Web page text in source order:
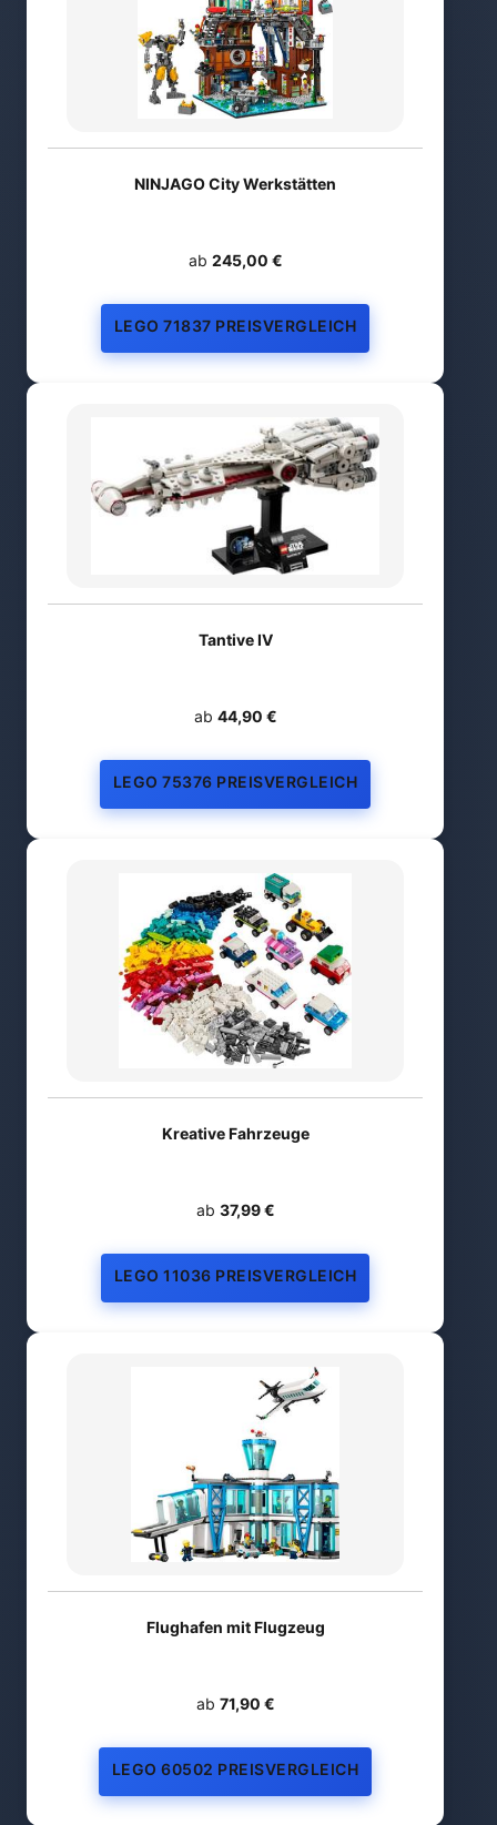
NINJAGO City Werkstätten
ab 245,00 €
LEGO 71837 PREISVERGLEICH
Tantive IV
ab 44,90 €
LEGO 75376 PREISVERGLEICH
Kreative Fahrzeuge
ab 37,99 €
LEGO 11036 PREISVERGLEICH
Flughafen mit Flugzeug
ab 71,90 €
LEGO 60502 PREISVERGLEICH